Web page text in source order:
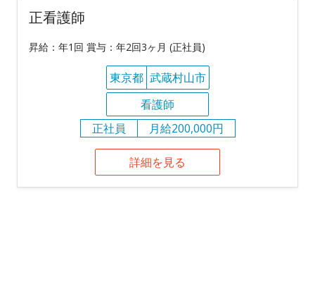
正看護師
昇給：年1回 賞与：年2回3ヶ月 (正社員)
東京都 武蔵村山市
看護師
正社員
月給200,000円
詳細を見る